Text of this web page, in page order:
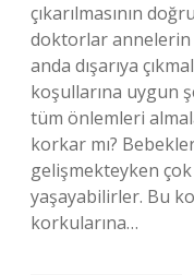
çıkarılmasının
doktorlar annelerin
anda dışarıya
koşullarına uygun
tüm önlemleri
korkar mı?
gelişmekteyken
yaşayabilirler. Bu
korkularına…